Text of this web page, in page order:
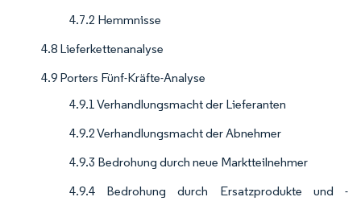
4.7.2 Hemmnisse
4.8 Lieferkettenanalyse
4.9 Porters Fünf-Kräfte-Analyse
4.9.1 Verhandlungsmacht der Lieferanten
4.9.2 Verhandlungsmacht der Abnehmer
4.9.3 Bedrohung durch neue Marktteilnehmer
4.9.4 Bedrohung durch Ersatzprodukte und -